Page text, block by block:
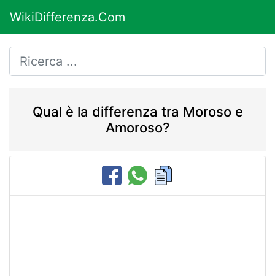
WikiDifferenza.Com
Qual è la differenza tra Moroso e
Amoroso?